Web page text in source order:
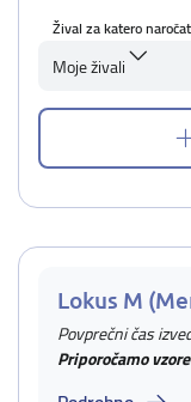
Žival za katero
Moje živali
Lokus M
Povprečni čas
Priporočamo